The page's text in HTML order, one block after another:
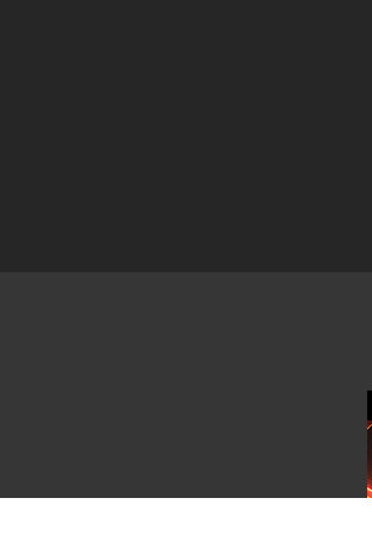
ตอนที่ 25